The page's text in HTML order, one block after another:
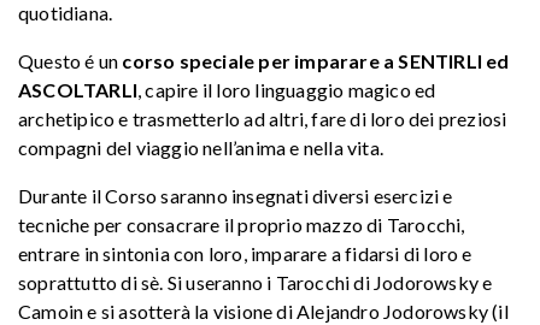
quotidiana.
Questo é un corso speciale per imparare a SENTIRLI ed
ASCOLTARLI, capire il loro linguaggio magico ed
archetipico e trasmetterlo ad altri, fare di loro dei preziosi
compagni del viaggio nell’anima e nella vita.
Durante il Corso saranno insegnati diversi esercizi e
tecniche per consacrare il proprio mazzo di Tarocchi,
entrare in sintonia con loro, imparare a fidarsi di loro e
soprattutto di sè. Si useranno i Tarocchi di Jodorowsky e
Camoin e si asotterà la visione di Alejandro Jodorowsky (il